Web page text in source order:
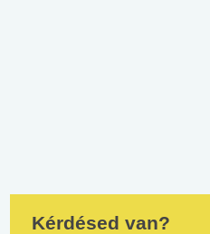
Kérdésed van?